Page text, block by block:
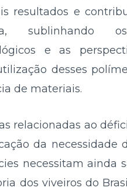
resultados e
sublinhando
e as
desses
de materiais.
relacionadas ao
da necessidade
necessitam ainda
dos viveiros do